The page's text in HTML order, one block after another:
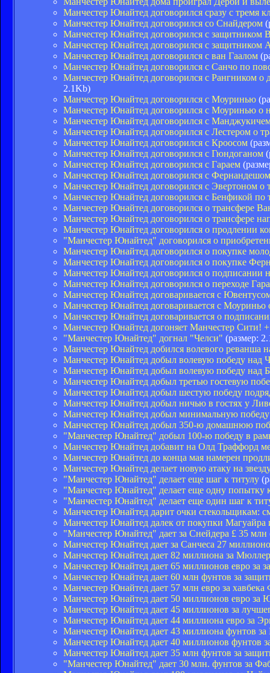
Манчестер Юнайтед договорился сразу с тремя
Манчестер Юнайтед договорился со Снайдером
Манчестер Юнайтед договорился с защитником
Манчестер Юнайтед договорился с защитником
Манчестер Юнайтед договорился с ван Гаалом
Манчестер Юнайтед договорился с Санчо по
Манчестер Юнайтед договорился с Рангником о
2.1Kb)
Манчестер Юнайтед договорился с Моуринью
Манчестер Юнайтед договорился с Моуринью о
Манчестер Юнайтед договорился с
Манчестер Юнайтед договорился с Лестером о
Манчестер Юнайтед договорился с Кроосом
Манчестер Юнайтед договорился с Гюндоганом
Манчестер Юнайтед договорился с Гараем
Манчестер Юнайтед договорился с Фернандешом
Манчестер Юнайтед договорился с Эвертоном о
Манчестер Юнайтед договорился с Бенфикой по
Манчестер Юнайтед договорился о трансфере
Манчестер Юнайтед договорился о трансфере
Манчестер Юнайтед договорился о продлении
"Манчестер Юнайтед" договорился о
Манчестер Юнайтед договорился о покупке
Манчестер Юнайтед договорился о покупке
Манчестер Юнайтед договорился о подписании
Манчестер Юнайтед договорился о переходе
Манчестер Юнайтед договаривается с
Манчестер Юнайтед договаривается с Моуриньо
Манчестер Юнайтед договаривается о
Манчестер Юнайтед догоняет Манчестер
"Манчестер Юнайтед" догнал "Челси" (размер:
Манчестер Юнайтед добился волевого реванша
Манчестер Юнайтед добыл волевую победу над
Манчестер Юнайтед добыл волевую победу над
Манчестер Юнайтед добыл третью гостевую
Манчестер Юнайтед добыл шестую победу
Манчестер Юнайтед добыл ничью в гостях у
Манчестер Юнайтед добыл минимальную
Манчестер Юнайтед добыл 350-ю домашнюю
"Манчестер Юнайтед" добыл 100-ю победу в
Манчестер Юнайтед добавит на Олд Траффорд
Манчестер Юнайтед до конца мая намерен
Манчестер Юнайтед делает новую атаку на
"Манчестер Юнайтед" делает еще шаг к титулу
"Манчестер Юнайтед" делает еще одну попытку
"Манчестер Юнайтед" делает еще один шаг к
Манчестер Юнайтед дарит очки стекольщикам:
Манчестер Юнайтед далек от покупки Магуайра
"Манчестер Юнайтед" дает за Снейдера £ 35 млн
Манчестер Юнайтед дает за Санчеса 27
Манчестер Юнайтед дает 82 миллиона за
Манчестер Юнайтед дает 65 миллионов евро за
Манчестер Юнайтед дает 60 млн фунтов за
Манчестер Юнайтед дает 57 млн евро за хавбека
Манчестер Юнайтед дает 50 миллионов евро за
Манчестер Юнайтед дает 45 миллионов за
Манчестер Юнайтед дает 44 миллиона евро за
Манчестер Юнайтед дает 43 миллиона фунтов
Манчестер Юнайтед дает 40 миллионов фунтов
Манчестер Юнайтед дает 35 млн фунтов за
"Манчестер Юнайтед" дает 30 млн. фунтов за